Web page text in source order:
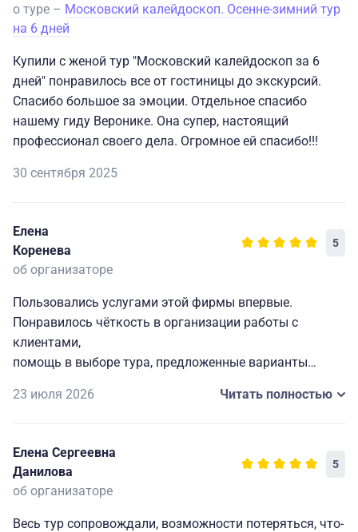
о туре – Московский калейдоскоп. Осенне-зимний тур
на 6 дней
Купили с женой тур "Московский калейдоскоп за 6
дней" понравилось все от гостиницы до экскурсий.
Спасибо большое за эмоции. Отдельное спасибо
нашему гиду Веронике. Она супер, настоящий
профессионал своего дела. Огромное ей спасибо!!!
30 сентября 2025
Елена
Коренева
5
об организаторе
Пользовались услугами этой фирмы впервые.
Понравилось чёткость в организации работы с
клиентами,
помощь в выборе тура, предложенные варианты
порядок оплаты тура.
Также приятно удивили своей профессиональной
подготовкой экскурсоводы. Экскурсии проходили
интересно, познавательно и организовано.
Всем спасибо.
23 июля 2026 Читать полностью
Елена Сергеевна
Данилова
5
об организаторе
Весь тур сопровождали, возможности потеряться, что-